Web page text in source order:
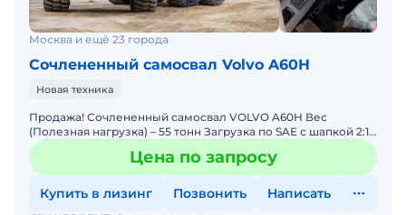
Москва и ещё 23 города
Сочлененный самосвал Volvo A60H
Новая техника
Продажа! Сочлененный самосвал VOLVO A60H Вес
(Полезная нагрузка) – 55 тонн Загрузка по SAE с шапкой 2:1:
- 33,6 м Полная масса - 98 400 кг Полная мощность
Цена по запросу
Купить в лизинг Позвонить Написать